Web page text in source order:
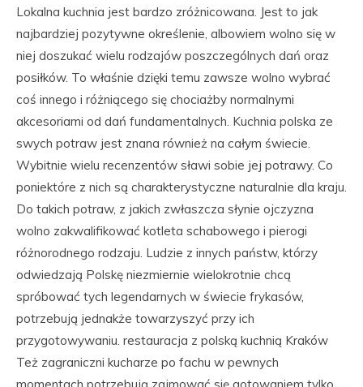
Lokalna kuchnia jest bardzo zróżnicowana. Jest to jak
najbardziej pozytywne określenie, albowiem wolno się w
niej doszukać wielu rodzajów poszczególnych dań oraz
posiłków. To właśnie dzięki temu zawsze wolno wybrać
coś innego i różniącego się chociażby normalnymi
akcesoriami od dań fundamentalnych. Kuchnia polska ze
swych potraw jest znana również na całym świecie.
Wybitnie wielu recenzentów sławi sobie jej potrawy. Co
poniektóre z nich są charakterystyczne naturalnie dla kraju.
Do takich potraw, z jakich zwłaszcza słynie ojczyzna
wolno zakwalifikować kotleta schabowego i pierogi
różnorodnego rodzaju. Ludzie z innych państw, którzy
odwiedzają Polskę niezmiernie wielokrotnie chcą
spróbować tych legendarnych w świecie frykasów,
potrzebują jednakże towarzyszyć przy ich
przygotowywaniu. restauracja z polską kuchnią Kraków
Też zagraniczni kucharze po fachu w pewnych